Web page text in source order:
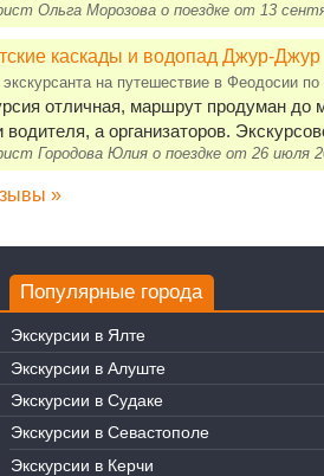
Ольга Морозова о поездке от 13
каскады и водопад Джур-Джур
на путешествие в Феодосии
отличная, маршрут продуман до
водителя, а организаторов.
Городова Юлия о поездке от 26 июля
»
Популярные города
Экскурсии в Ялте
Экскурсии в Алуште
Экскурсии в Судаке
Экскурсии в Севастополе
Экскурсии в Керчи